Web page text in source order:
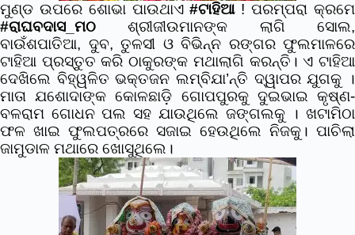
ମୁଣ୍ଡ ଉପରେ ଶୋଭା ପାଉଥାଏ#ଟାହିଆ! ପରମ୍ପରା କ୍ରମେ
#ରାଘବଦାସ_ମଠ ଶ୍ରୀଜୀଉମାନଙ୍କ ଲାଗି ସୋଲ,
ବାଉଁଶପାତିଆ, ଦୁବ, ତୁଳସୀ ଓ ବିଭିନ୍ନ ରଙ୍ଗର ଫୁଲମାଳରେ
ଟାହିଆ ପ୍ରସ୍ତୁତ କରି ଠାକୁରଙ୍କ ମଥାଲାଗି କରନ୍ତି।ଏ ଟାହିଆ
ଦେଖିଲେ ବିହ୍ୱଳିତ ଭକ୍ତଜନ ଲମ୍ବିଯା’ନ୍ତି ଦ୍ୱାପର ଯୁଗକୁ ।
ମାତା ଯଶୋଦାଙ୍କ କୋଳଛାଡି଼ ଗୋପପୁରକୁ ଦୁଇଭାଇ କୃଷ୍ଣ-
ବଳରାମ ଗୋଧନ ପଲ ସହ ଯାଉଥିଲେ ଜଙ୍ଗଲକୁ । ଖଟାମିଠା
ଫଳ ଖାଇ ଫୁଲପତ୍ରରେ ସଜାଇ ହେଉଥିଲେ ନିଜକୁ। ପାଚିଲା
ଜାମୁଡାଳ ମଥାରେ ଖୋସୁଥିଲେ।